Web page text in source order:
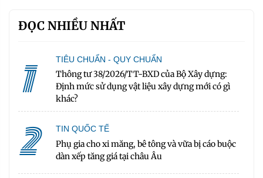
ĐỌC NHIỀU NHẤT
1 TIÊU CHUẨN - QUY CHUẨN
Thông tư 38/2026/TT-BXD của Bộ Xây dựng:
Định mức sử dụng vật liệu xây dựng mới có gì
khác?
2 TIN QUỐC TẾ
Phụ gia cho xi măng, bê tông và vữa bị cáo buộc
dàn xếp tăng giá tại châu Âu